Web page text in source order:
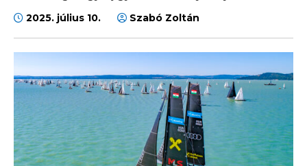
2025. július 10. Szabó Zoltán